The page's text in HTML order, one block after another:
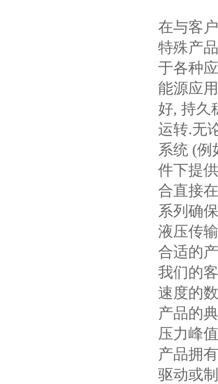
在与客
特殊产
于各种
能源应
好, 持久
运转.无
系统 (例
件下提
合直接
系列确
液压传
合适的
我们的
速度的
产品的
压力峰
产品拥
驱动或